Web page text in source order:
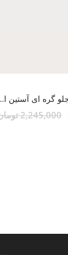
بلوز یکرو
2,245,000 تومان